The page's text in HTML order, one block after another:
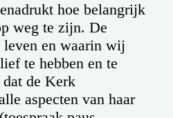
hoe belangrijk
weg te zijn. De
en waarin wij
te hebben en te
de Kerk
aspecten van haar